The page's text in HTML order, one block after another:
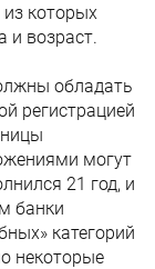
которых
и возраст.
обладать
регистрацией
могут
21 год, и
банки
категорий
некоторые